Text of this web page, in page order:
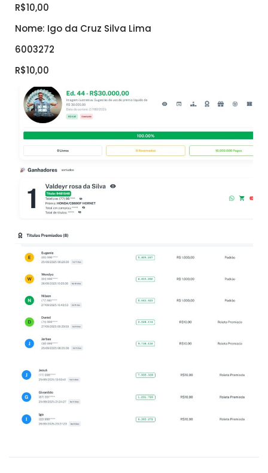
R$10,00
Nome: Igo da Cruz Silva Lima
6003272
R$10,00